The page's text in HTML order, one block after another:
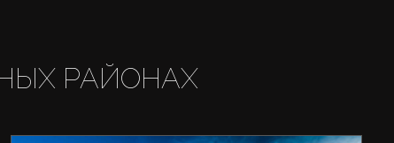
РАЙОНАХ